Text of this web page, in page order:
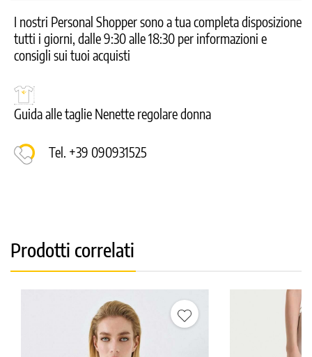
I nostri Personal Shopper sono a tua completa disposizione
tutti i giorni, dalle 9:30 alle 18:30 per informazioni e
consigli sui tuoi acquisti
Guida alle taglie Nenette regolare donna
Tel. +39 090931525
Prodotti correlati